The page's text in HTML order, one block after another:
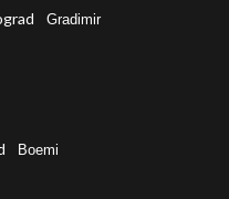
Gradimir
Boemi